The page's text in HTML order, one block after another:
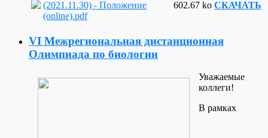
(2021.11.30) - Положение
(online).pdf
602.67 ko СКАЧАТЬ
VI Межрегиональная дистанционная
Олимпиада по биологии
Уважаемые
коллеги!
В рамках